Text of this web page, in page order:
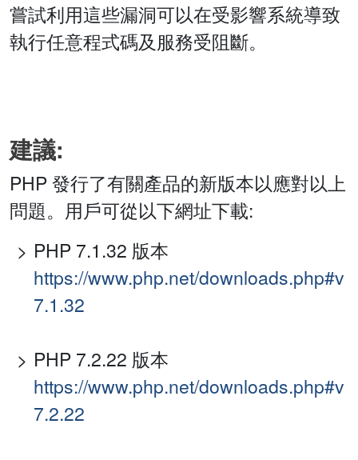
嘗試利用這些漏洞可以在受影響系統導致
執行任意程式碼及服務受阻斷。
建議:
PHP 發行了有關產品的新版本以應對以上
問題。用戶可從以下網址下載:
PHP 7.1.32 版本
https://www.php.net/downloads.php#v
7.1.32
PHP 7.2.22 版本
https://www.php.net/downloads.php#v
7.2.22